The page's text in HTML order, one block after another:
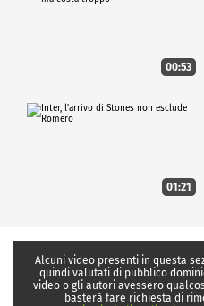
00:53
01:21
Alcuni video presenti in questa
quindi valutati di pubblico
video o gli autori avessero
basterà fare richiesta di